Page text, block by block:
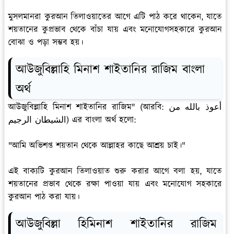
মুসলমানরা কুরআন তিলাওয়াতের আগে এটি পাঠ করে থাকেন, যাতে
শয়তানের কুপ্রভাব থেকে বাঁচা যায় এবং মনোযোগসহকারে কুরআন
বোঝা ও পড়া সম্ভব হয়।
আউজুবিল্লাহি মিনাশ শাইতানির রাজিম বাংলা
অর্থ
আউজুবিল্লাহি মিনাশ শাইতানির রাজিম" (আরবি: أعوذ بالله من
الشيطان الرجيم) এর বাংলা অর্থ হলো:
"আমি অভিশপ্ত শয়তান থেকে আল্লাহর কাছে আশ্রয় চাই।"
এই বাক্যটি কুরআন তিলাওয়াত শুরু করার আগে বলা হয়, যাতে
শয়তানের প্রভাব থেকে রক্ষা পাওয়া যায় এবং মনোযোগ সহকারে
কুরআন পাঠ করা যায়।
আউজুবিল্লা হিমিনাশ শাইতানির রাজিম